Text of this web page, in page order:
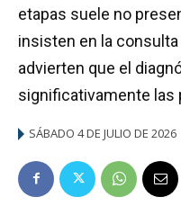
etapas suele no
insisten en la
advierten que el
significativamente las
SÁBADO 4 DE JULIO DE 2026